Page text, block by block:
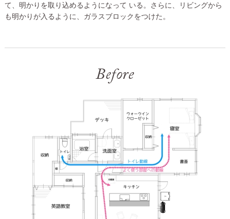
て、明かりを取り込めるようになって いる。さらに、リビングから
も明かりが入るように、ガラスブロックをつけた。